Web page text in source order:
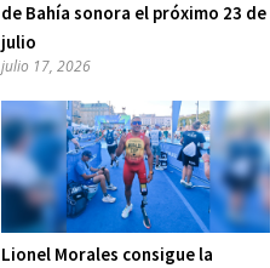
de Bahía sonora el próximo 23 de
julio
julio 17, 2026
Lionel Morales consigue la